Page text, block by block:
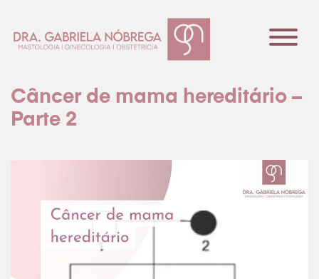
Dra Gabriela Nóbrega
Especialidades
Agendar consulta
Câncer de mama hereditário –
Parte 2